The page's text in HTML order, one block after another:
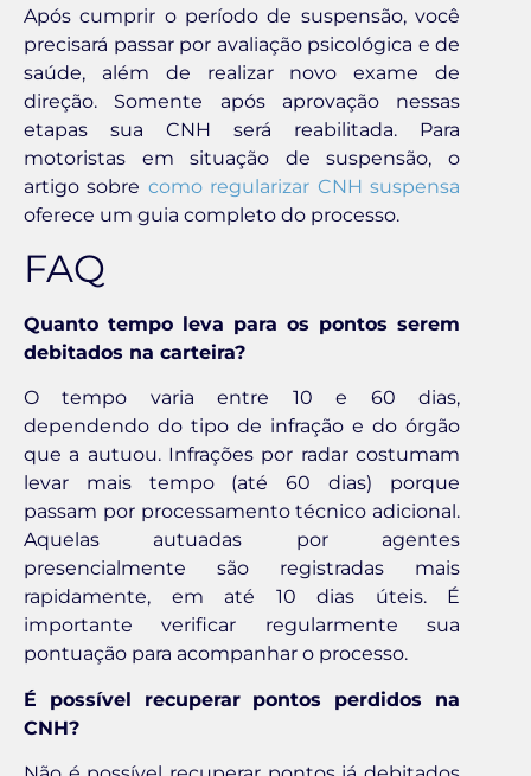
Após cumprir o período de suspensão, você
precisará passar por avaliação psicológica e de
saúde, além de realizar novo exame de
direção. Somente após aprovação nessas
etapas sua CNH será reabilitada. Para
motoristas em situação de suspensão, o
artigo sobre como regularizar CNH suspensa
oferece um guia completo do processo.
FAQ
Quanto tempo leva para os pontos serem
debitados na carteira?
O tempo varia entre 10 e 60 dias,
dependendo do tipo de infração e do órgão
que a autuou. Infrações por radar costumam
levar mais tempo (até 60 dias) porque
passam por processamento técnico adicional.
Aquelas autuadas por agentes
presencialmente são registradas mais
rapidamente, em até 10 dias úteis. É
importante verificar regularmente sua
pontuação para acompanhar o processo.
É possível recuperar pontos perdidos na
CNH?